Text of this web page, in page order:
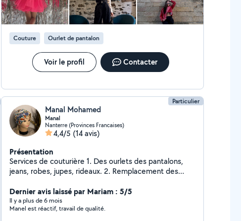
je la recommande pour retouches ou projets complexes ! Merci
Éloïse !
Couture Ourlet de pantalon
Voir le profil Contacter
Particulier
Manal Mohamed
Manal
Nanterre (Provinces Francaises)
4,4/5 (14 avis)
Présentation
Services de couturière 1. Des ourlets des pantalons,
jeans, robes, jupes, rideaux. 2. Remplacement des
dos 3. Modification de la . Création/ retouche
/raccourcissement de rideaux Je fait tout accessoire
N'hésitez pas à me contacter si vous avez des
Dernier avis laissé par Mariam : 5/5
Il y a plus de 6 mois
Manel est réactif, travail de qualité.